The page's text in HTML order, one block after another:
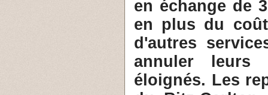
en échange de
en plus du
d'autres
annuler leurs
éloignés. Les